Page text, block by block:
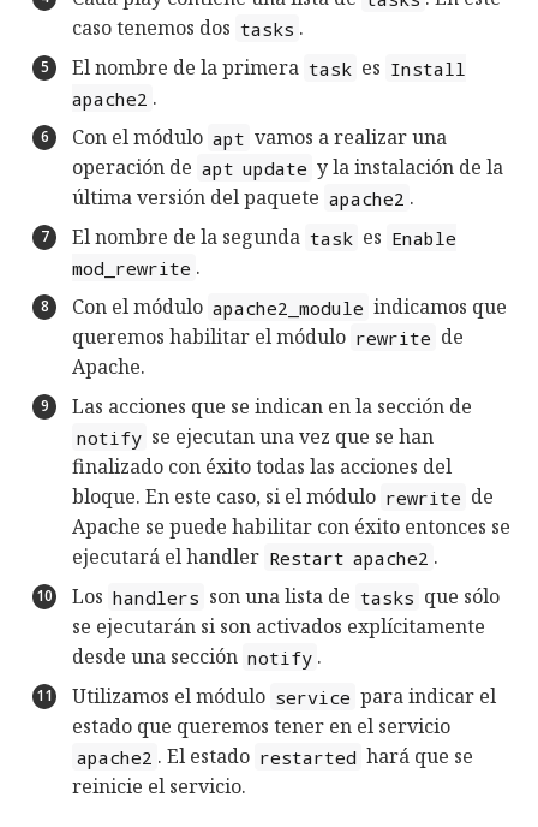
caso tenemos dos tasks .
El nombre de la primera task es Install
apache2 .
Con el módulo apt vamos a realizar una
operación de apt update y la instalación de la
última versión del paquete apache2 .
El nombre de la segunda task es Enable
mod_rewrite .
Con el módulo apache2_module indicamos que
queremos habilitar el módulo rewrite de
Apache.
Las acciones que se indican en la sección de
notify se ejecutan una vez que se han
finalizado con éxito todas las acciones del
bloque. En este caso, si el módulo rewrite de
Apache se puede habilitar con éxito entonces se
ejecutará el handler Restart apache2 .
Los handlers son una lista de tasks que sólo
se ejecutarán si son activados explícitamente
desde una sección notify .
Utilizamos el módulo service para indicar el
estado que queremos tener en el servicio
apache2 . El estado restarted hará que se
reinicie el servicio.